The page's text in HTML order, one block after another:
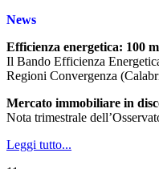
News
Efficienza energetica: 100
Il Bando Efficienza
Regioni Convergenza
Mercato immobiliare in
Nota trimestrale
Leggi tutto...